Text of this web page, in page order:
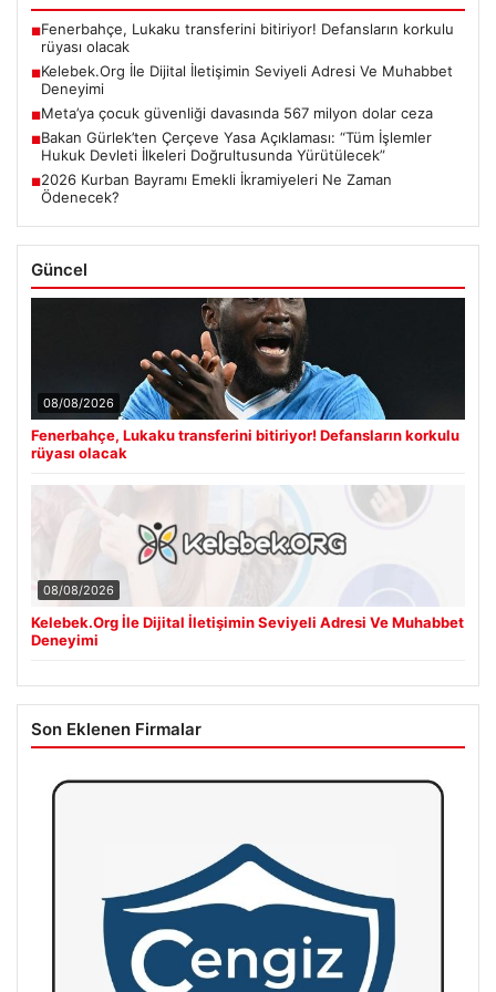
■Fenerbahçe, Lukaku transferini bitiriyor! Defansların korkulu
rüyası olacak
■Kelebek.Org İle Dijital İletişimin Seviyeli Adresi Ve Muhabbet
Deneyimi
■Meta’ya çocuk güvenliği davasında 567 milyon dolar ceza
■Bakan Gürlek’ten Çerçeve Yasa Açıklaması: “Tüm İşlemler
Hukuk Devleti İlkeleri Doğrultusunda Yürütülecek”
■2026 Kurban Bayramı Emekli İkramiyeleri Ne Zaman
Ödenecek?
Güncel
08/08/2026
Fenerbahçe, Lukaku transferini bitiriyor! Defansların korkulu
rüyası olacak
08/08/2026
Kelebek.Org İle Dijital İletişimin Seviyeli Adresi Ve Muhabbet
Deneyimi
Son Eklenen Firmalar